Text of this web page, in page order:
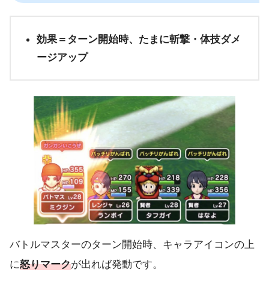
効果＝ターン開始時、たまに斬撃・体技ダメ
ージアップ
バトルマスターのターン開始時、キャラアイコンの上
に怒りマークが出れば発動です。